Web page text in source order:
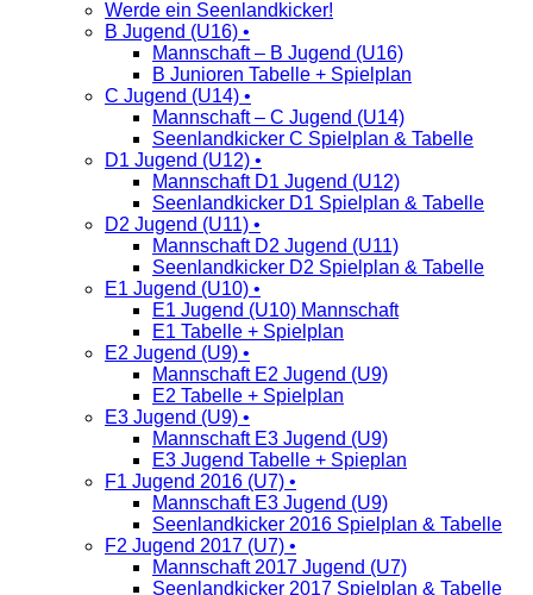
Werde ein Seenlandkicker!
B Jugend (U16) •
Mannschaft – B Jugend (U16)
B Junioren Tabelle + Spielplan
C Jugend (U14) •
Mannschaft – C Jugend (U14)
Seenlandkicker C Spielplan & Tabelle
D1 Jugend (U12) •
Mannschaft D1 Jugend (U12)
Seenlandkicker D1 Spielplan & Tabelle
D2 Jugend (U11) •
Mannschaft D2 Jugend (U11)
Seenlandkicker D2 Spielplan & Tabelle
E1 Jugend (U10) •
E1 Jugend (U10) Mannschaft
E1 Tabelle + Spielplan
E2 Jugend (U9) •
Mannschaft E2 Jugend (U9)
E2 Tabelle + Spielplan
E3 Jugend (U9) •
Mannschaft E3 Jugend (U9)
E3 Jugend Tabelle + Spieplan
F1 Jugend 2016 (U7) •
Mannschaft E3 Jugend (U9)
Seenlandkicker 2016 Spielplan & Tabelle
F2 Jugend 2017 (U7) •
Mannschaft 2017 Jugend (U7)
Seenlandkicker 2017 Spielplan & Tabelle